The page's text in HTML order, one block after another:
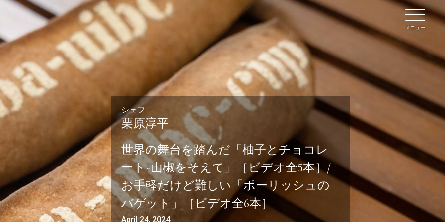
メニュー
会員登録
ログイン
ンキュイカルテ
ショップ
公開収録レッスン
ビアンキュイライブ
修了証について
シェフ
栗原淳平
世界の舞台を踏んだ「柚子とチョコレ
ート~山椒をそえて」［ビデオ全5本］/
お手軽だけど難しい「ポーリッシュの
バゲット」［ビデオ全6本］
April 24, 2024